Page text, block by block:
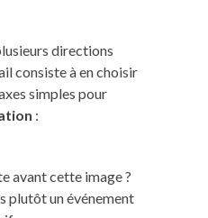
directions
consiste à en choisir
simples pour
:
avant cette image ?
plutôt un événement